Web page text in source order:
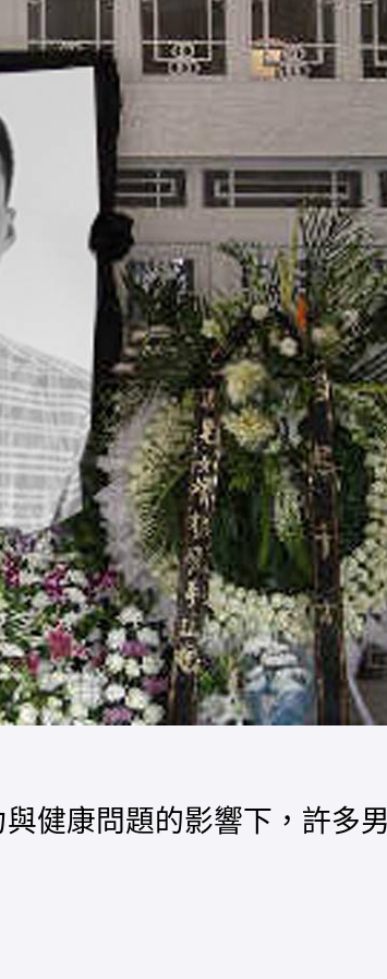
健康問題的影響下，許多